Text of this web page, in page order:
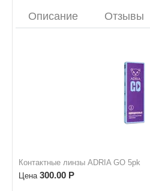
Описание
Отзывы
Контактные линзы ADRIA GО 5pk
Цена 300.00 Р